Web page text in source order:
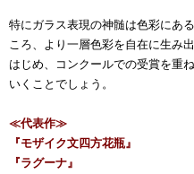
特にガラス表現の神髄は色彩にあ
ころ、より一層色彩を自在に生み
はじめ、コンクールでの受賞を重
いくことでしょう。
≪代表作≫
『モザイク文四方花瓶』
『ラグーナ』